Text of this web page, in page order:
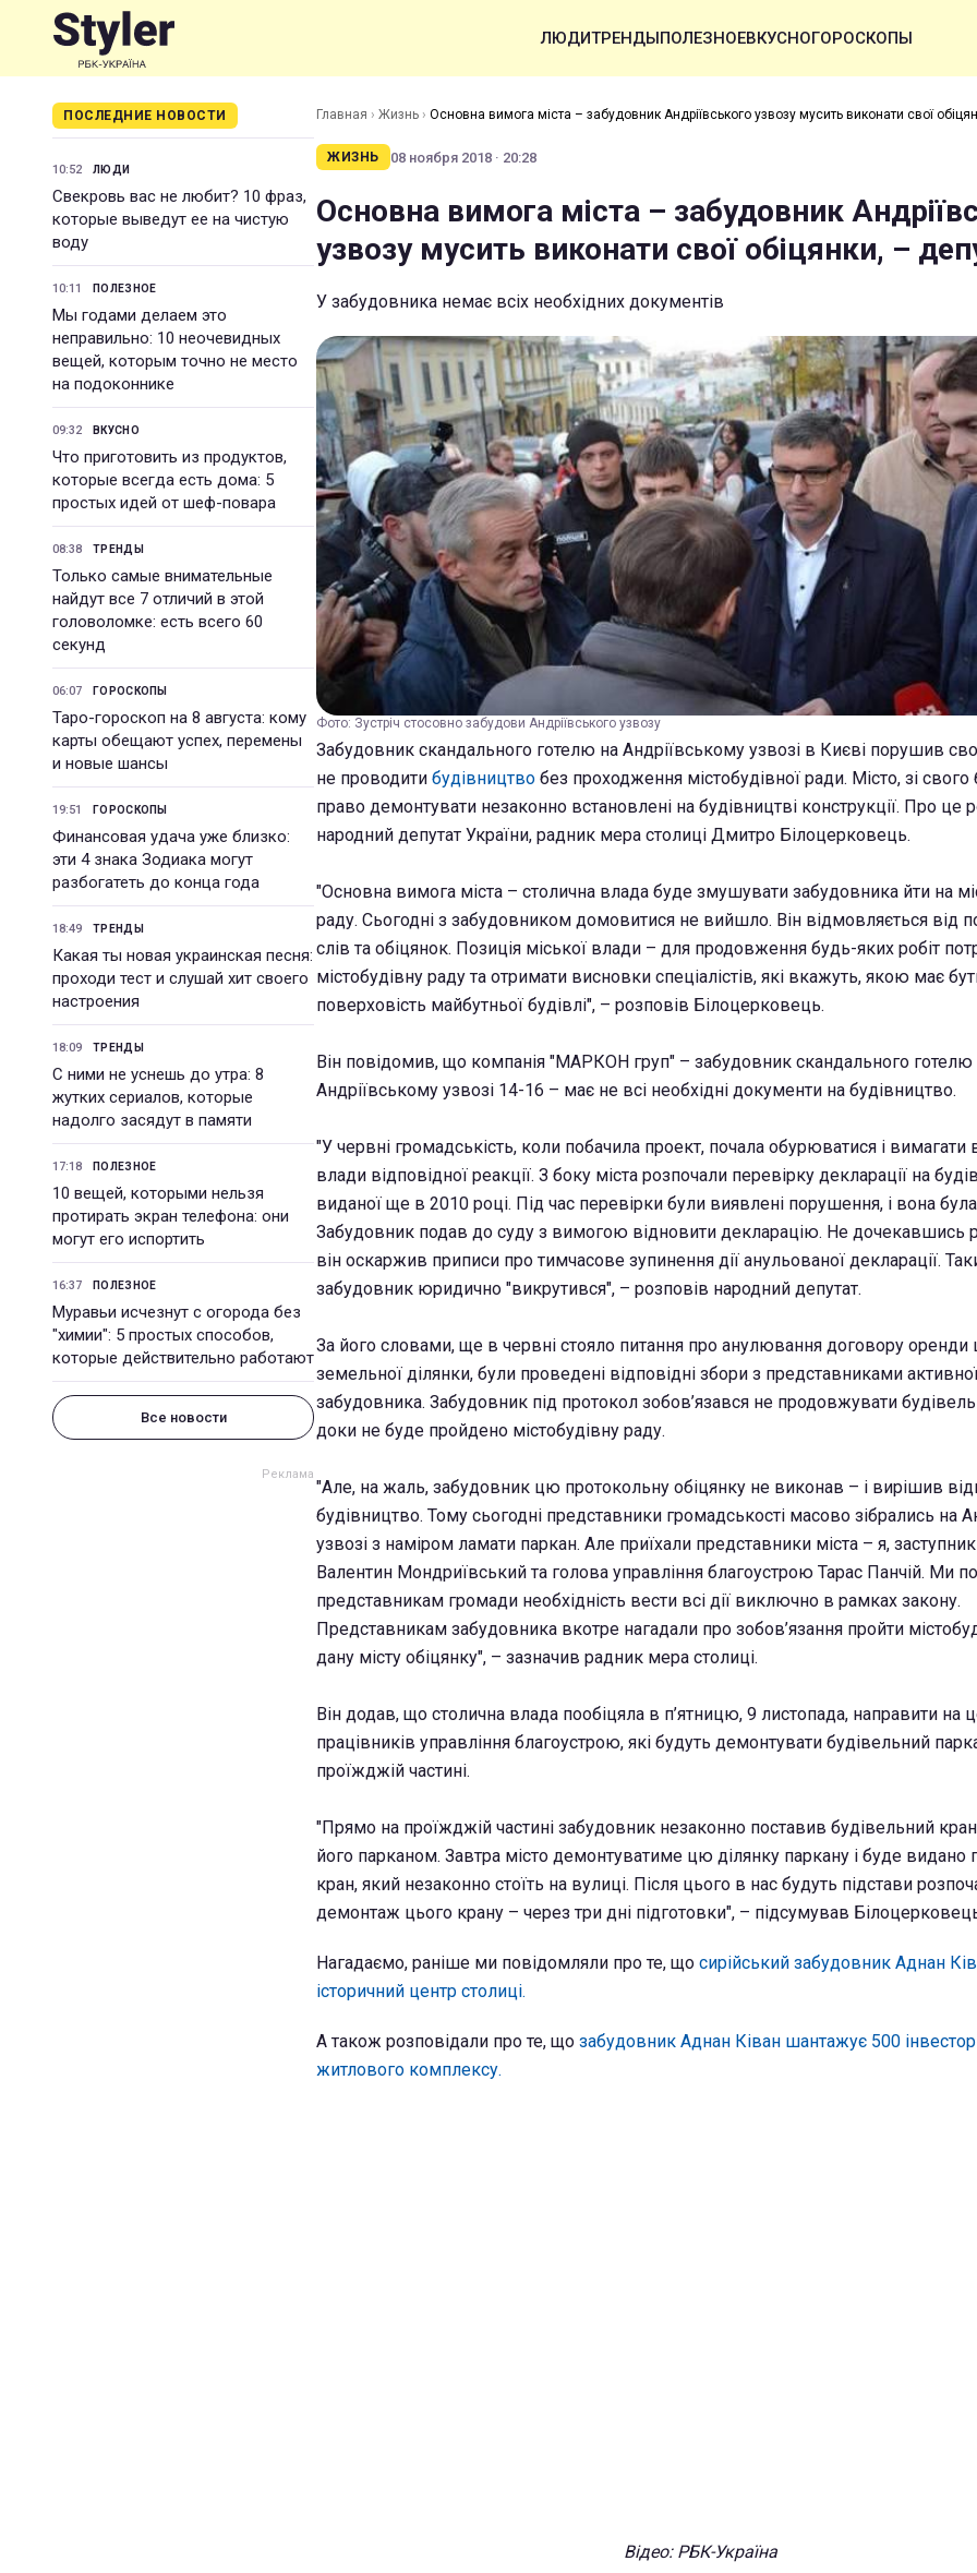
ЛЮДИТРЕНДЫПОЛЕЗНОЕВКУСНОГОРОСКОПЫ
ПОСЛЕДНИЕ НОВОСТИ
10:52 ЛЮДИ
Свекровь вас не любит? 10 фраз,
которые выведут ее на чистую
воду
10:11 ПОЛЕЗНОЕ
Мы годами делаем это
неправильно: 10 неочевидных
вещей, которым точно не место
на подоконнике
09:32 ВКУСНО
Что приготовить из продуктов,
которые всегда есть дома: 5
простых идей от шеф-повара
08:38 ТРЕНДЫ
Только самые внимательные
найдут все 7 отличий в этой
головоломке: есть всего 60
секунд
06:07 ГОРОСКОПЫ
Таро-гороскоп на 8 августа: кому
карты обещают успех, перемены
и новые шансы
19:51 ГОРОСКОПЫ
Финансовая удача уже близко:
эти 4 знака Зодиака могут
разбогатеть до конца года
18:49 ТРЕНДЫ
Какая ты новая украинская песня:
проходи тест и слушай хит своего
настроения
18:09 ТРЕНДЫ
С ними не уснешь до утра: 8
жутких сериалов, которые
надолго засядут в памяти
17:18 ПОЛЕЗНОЕ
10 вещей, которыми нельзя
протирать экран телефона: они
могут его испортить
16:37 ПОЛЕЗНОЕ
Муравьи исчезнут с огорода без
"химии": 5 простых способов,
которые действительно работают
Все новости
Главная › Жизнь › Основна вимога міста – забудовник Андріївського узвозу мусить виконати свої
ЖИЗНЬ 08 ноября 2018 · 20:28
Основна вимога міста – забудовник
узвозу мусить виконати свої обіцянки, –
У забудовника немає всіх необхідних документів
Фото: Зустріч стосовно забудови Андріївського узвозу
Забудовник скандального готелю на Андріївському узвозі в Києві порушив
не проводити будівництво без проходження містобудівної ради. Місто, зі свого
право демонтувати незаконно встановлені на будівництві конструкції. Про це
народний депутат України, радник мера столиці Дмитро Білоцерковець.
"Основна вимога міста – столична влада буде змушувати забудовника йти на
раду. Сьогодні з забудовником домовитися не вийшло. Він відмовляється від
слів та обіцянок. Позиція міської влади – для продовження будь-яких робіт
містобудівну раду та отримати висновки спеціалістів, які вкажуть, якою має
поверховість майбутньої будівлі", – розповів Білоцерковець.
Він повідомив, що компанія "МАРКОН груп" – забудовник скандального готелю
Андріївському узвозі 14-16 – має не всі необхідні документи на будівництво.
"У червні громадськість, коли побачила проект, почала обурюватися і вимагати
влади відповідної реакції. З боку міста розпочали перевірку декларації на
виданої ще в 2010 році. Під час перевірки були виявлені порушення, і вона
Забудовник подав до суду з вимогою відновити декларацію. Не дочекавшись
він оскаржив приписи про тимчасове зупинення дії анульованої декларації.
забудовник юридично "викрутився", – розповів народний депутат.
За його словами, ще в червні стояло питання про анулювання договору оренди
земельної ділянки, були проведені відповідні збори з представниками
забудовника. Забудовник під протокол зобов’язався не продовжувати
доки не буде пройдено містобудівну раду.
"Але, на жаль, забудовник цю протокольну обіцянку не виконав – і вирішив
будівництво. Тому сьогодні представники громадськості масово зібрались на
узвозі з наміром ламати паркан. Але приїхали представники міста – я,
Валентин Мондриївський та голова управління благоустрою Тарас Панчій. Ми
представникам громади необхідність вести всі дії виключно в рамках закону.
Представникам забудовника вкотре нагадали про зобов’язання пройти
дану місту обіцянку", – зазначив радник мера столиці.
Він додав, що столична влада пообіцяла в п’ятницю, 9 листопада, направити на
працівників управління благоустрою, які будуть демонтувати будівельний
проїжджій частині.
"Прямо на проїжджій частині забудовник незаконно поставив будівельний кран
його парканом. Завтра місто демонтуватиме цю ділянку паркану і буде видано
кран, який незаконно стоїть на вулиці. Після цього в нас будуть підстави
демонтаж цього крану – через три дні підготовки", – підсумував
Нагадаємо, раніше ми повідомляли про те, що сирійський забудовник Аднан
історичний центр столиці.
А також розповідали про те, що забудовник Аднан Ківан шантажує 500
житлового комплексу.
Відео: РБК-Україна